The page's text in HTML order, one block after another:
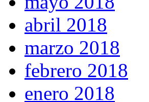
abril 2018
marzo 2018
febrero 2018
enero 2018